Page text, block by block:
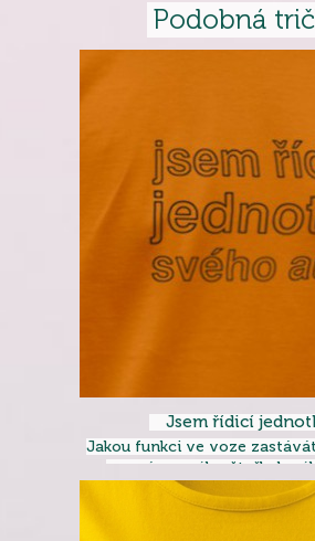
Podobná
Jsem řídicí
Jakou funkci ve voze
pro pány svého